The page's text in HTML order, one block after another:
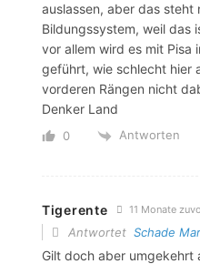
auslassen, aber das steht
Bildungssystem, weil das
vor allem wird es mit Pisa
geführt, wie schlecht hier
vorderen Rängen nicht
Denker Land
0 Antworten
Tigerente 11 Monate
Antwortet Schade
Gilt doch aber umgekehrt